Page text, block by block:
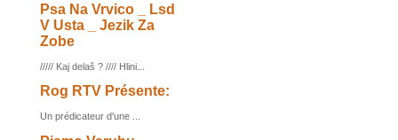
Psa Na Vrvico _ Lsd
V Usta _ Jezik Za
Zobe
///// Kaj delaš ? //// Hlini...
Rog RTV Présente:
Un prédicateur d'une ...